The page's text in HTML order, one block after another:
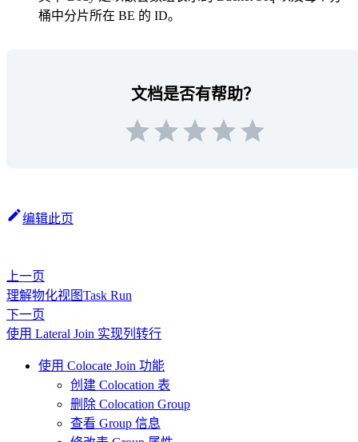
桶中分片所在 BE 的 ID。
文档是否有帮助？
编辑此页
上一页
理解物化视图Task Run
下一页
使用 Lateral Join 实现列转行
使用 Colocate Join 功能
创建 Colocation 表
删除 Colocation Group
查看 Group 信息